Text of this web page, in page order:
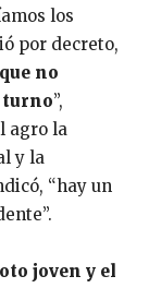
los
por decreto,
no
turno”,
agro la
y la
“hay un
joven y el